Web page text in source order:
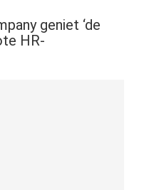
geniet ‘de
HR-